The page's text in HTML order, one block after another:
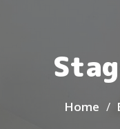
Home